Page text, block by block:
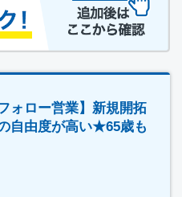
ォロー営業】新規開拓
自由度が高い★65歳も